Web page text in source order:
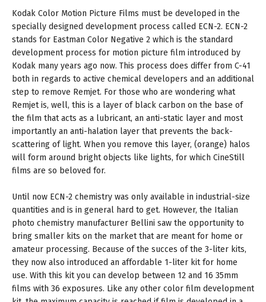
Kodak Color Motion Picture Films must be developed in the
specially designed development process called ECN-2. ECN-2
stands for Eastman Color Negative 2 which is the standard
development process for motion picture film introduced by
Kodak many years ago now. This process does differ from C-41
both in regards to active chemical developers and an additional
step to remove Remjet. For those who are wondering what
Remjet is, well, this is a layer of black carbon on the base of
the film that acts as a lubricant, an anti-static layer and most
importantly an anti-halation layer that prevents the back-
scattering of light. When you remove this layer, (orange) halos
will form around bright objects like lights, for which CineStill
films are so beloved for.
Until now ECN-2 chemistry was only available in industrial-size
quantities and is in general hard to get. However, the Italian
photo chemistry manufacturer Bellini saw the opportunity to
bring smaller kits on the market that are meant for home or
amateur processing. Because of the succes of the 3-liter kits,
they now also introduced an affordable 1-liter kit for home
use. With this kit you can develop between 12 and 16 35mm
films with 36 exposures. Like any other color film development